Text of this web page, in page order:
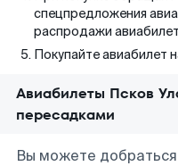
спецпредложения
распродажи
Покупайте авиабилет
Авиабилеты Псков
пересадками
Вы можете